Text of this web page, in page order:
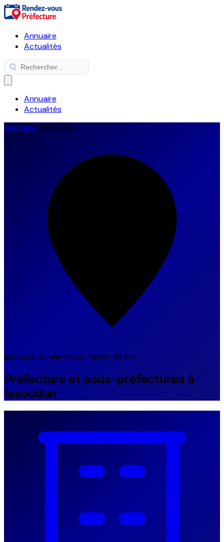
Annuaire
Actualités
Annuaire
Actualités
Annuaire / Issoudun
Issoudun et alentours · rayon 30 km
Préfecture et sous-préfectures à
Issoudun